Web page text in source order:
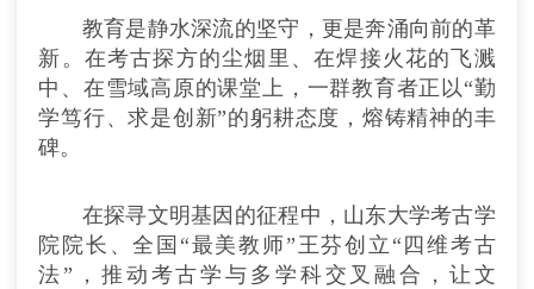
教育是静水深流的坚守，更是奔涌向前的革
新。在考古探方的尘烟里、在焊接火花的飞溅
中、在雪域高原的课堂上，一群教育者正以“勤
学笃行、求是创新”的躬耕态度，熔铸精神的丰
碑。
在探寻文明基因的征程中，山东大学考古学
院院长、全国“最美教师”王芬创立“四维考古
法”，推动考古学与多学科交叉融合，让文